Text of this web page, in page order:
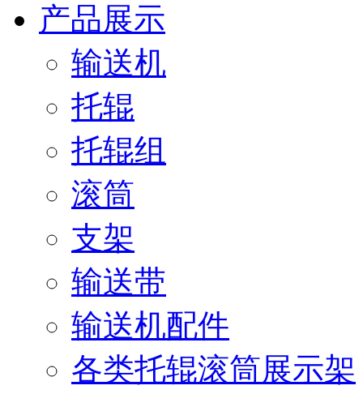
产品展示
输送机
托辊
托辊组
滚筒
支架
输送带
输送机配件
各类托辊滚筒展示架